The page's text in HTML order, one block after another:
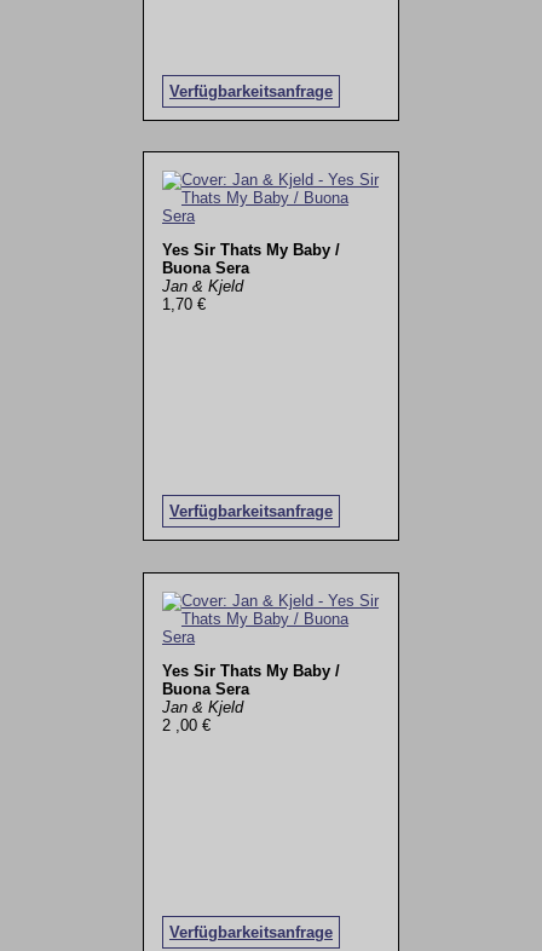
Verfügbarkeitsanfrage
Yes Sir Thats My Baby /
Buona Sera
Jan & Kjeld
1,70 €
Verfügbarkeitsanfrage
Yes Sir Thats My Baby /
Buona Sera
Jan & Kjeld
2 ,00 €
Verfügbarkeitsanfrage